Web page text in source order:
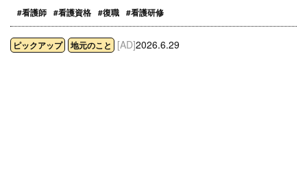
#看護師 #看護資格 #復職 #看護研修
ピックアップ 地元のこと [AD]2026.6.29